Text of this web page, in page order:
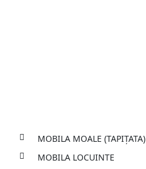
MOBILA MOALE (TAPIȚATA)
MOBILA LOCUINTE